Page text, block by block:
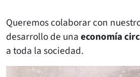
Queremos colaborar con
desarrollo de unaeconomía
a toda la sociedad.